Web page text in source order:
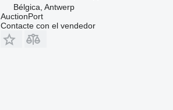
Bélgica, Antwerp
AuctionPort
Contacte con el vendedor